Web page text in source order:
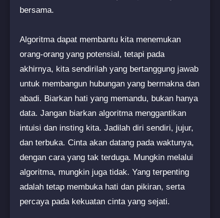
bersama.
Algoritma dapat membantu kita menemukan
orang-orang yang potensial, tetapi pada
akhirnya, kita sendirilah yang bertanggung jawab
untuk membangun hubungan yang bermakna dan
abadi. Biarkan hati yang memandu, bukan hanya
data. Jangan biarkan algoritma menggantikan
intuisi dan insting kita. Jadilah diri sendiri, jujur,
dan terbuka. Cinta akan datang pada waktunya,
dengan cara yang tak terduga. Mungkin melalui
algoritma, mungkin juga tidak. Yang terpenting
adalah tetap membuka hati dan pikiran, serta
percaya pada kekuatan cinta yang sejati.